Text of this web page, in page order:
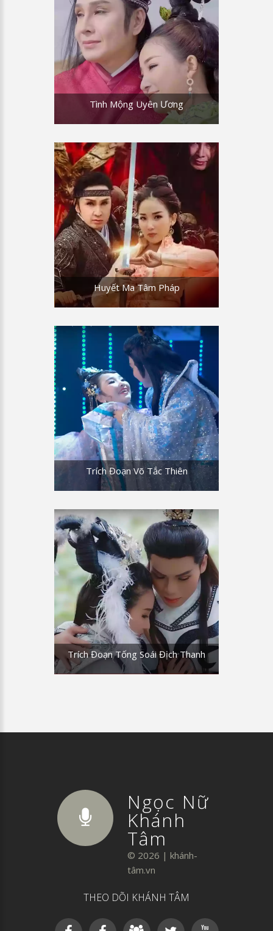
Tình Mộng Uyên Ương
Huyết Ma Tâm Pháp
Trích Đoạn Võ Tắc Thiên
Trích Đoạn Tống Soái Địch Thanh
Ngọc Nữ
Khánh
Tâm
© 2026 | khánh-
tâm.vn
THEO DÕI KHÁNH TÂM